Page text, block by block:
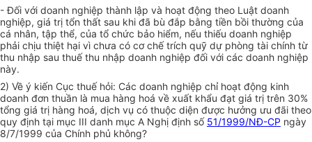
- Đối với doanh nghiệp thành lập và hoạt động theo Luật doanh
nghiệp, giá trị tổn thất sau khi đã bù đắp bằng tiền bồi thường của
cá nhân, tập thể, của tổ chức bảo hiểm, nếu thiếu doanh nghiệp
phải chịu thiệt hại vì chưa có cơ chế trích quỹ dự phòng tài chính từ
thu nhập sau thuế thu nhập doanh nghiệp đối với các doanh nghiệp
này.
2) Về ý kiến Cục thuế hỏi: Các doanh nghiệp chỉ hoạt động kinh
doanh đơn thuần là mua hàng hoá về xuất khẩu đạt giá trị trên 30%
tổng giá trị hàng hoá, dịch vụ có thuộc diện được hưởng ưu đãi theo
quy định tại mục III danh mục A Nghị định số 51/1999/NĐ-CP ngày
8/7/1999 của Chính phủ không?